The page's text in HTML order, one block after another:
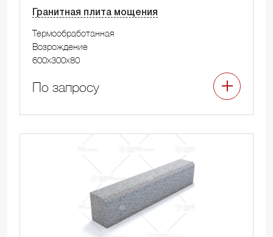
Гранитная плита мощения
Термообработанная
Возрождение
600x300x80
По запросу